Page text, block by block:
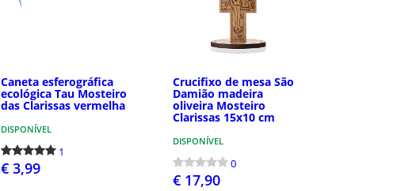
Caneta esferográfica
ecológica Tau Mosteiro
das Clarissas vermelha
DISPONÍVEL
1
€ 3,99
Crucifixo de mesa São
Damião madeira
oliveira Mosteiro
Clarissas 15x10 cm
DISPONÍVEL
0
€ 17,90